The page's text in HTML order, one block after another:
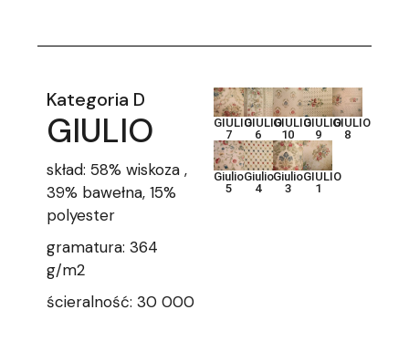
Kategoria D
GIULIO
skład: 58% wiskoza ,
39% bawełna, 15%
polyester
gramatura: 364
g/m2
ścieralność: 30 000
GIULIO
7
GIULIO
6
GIULIO
10
GIULIO
9
GIULIO
8
Giulio
5
Giulio
4
Giulio
3
GIULIO
1